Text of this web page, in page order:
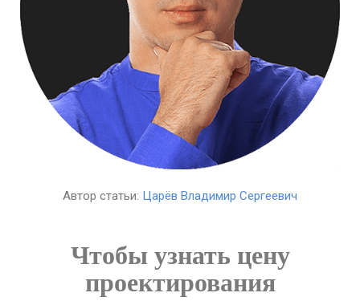
Автор статьи: Царёв Владимир Сергеевич
Чтобы узнать цену
проектирования